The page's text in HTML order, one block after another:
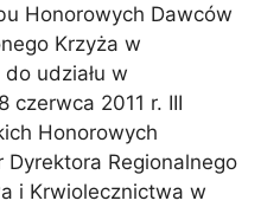
Honorowych Dawców
Krzyża w
udziału w
czerwca 2011 r. III
Honorowych
Regionalnego
i Krwiolecznictwa w